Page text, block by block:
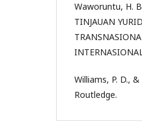
Waworuntu, H.
TINJAUAN
Williams, P. D.,
Routledge.